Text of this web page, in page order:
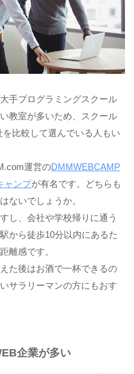
手プログラミングスクール
教室が多いため、スクール
比較して選んでいる人もい
運営のDMMWEBCAMP
ャンプが有名です。どちらも
ないでしょうか。
し、会社や学校帰りに通う
から徒歩10分以内にあるた
離感です。
た後はお酒で一杯できるの
サラリーマンの方にもおす
企業が多い